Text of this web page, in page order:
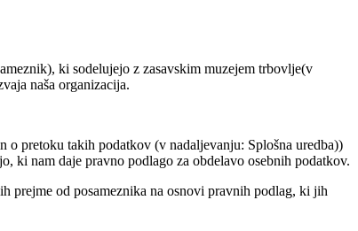
ki sodelujejo z zasavskim muzejem trbovlje(v
naša organizacija.
o pretoku takih podatkov (v nadaljevanju: Splošna uredba))
ki nam daje pravno podlago za obdelavo osebnih podatkov.
prejme od posameznika na osnovi pravnih podlag, ki jih